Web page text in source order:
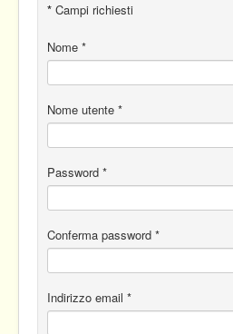
Verbali assemblea
Comunicazioni
Documenti
Profilo utente
Area soci
* Campi richiesti
Nome *
Nome utente *
Password *
Conferma password *
Indirizzo email *